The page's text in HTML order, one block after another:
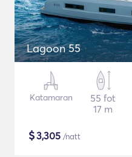
Lagoon 55
Katamaran
55 fot
17 m
$3,305 /natt